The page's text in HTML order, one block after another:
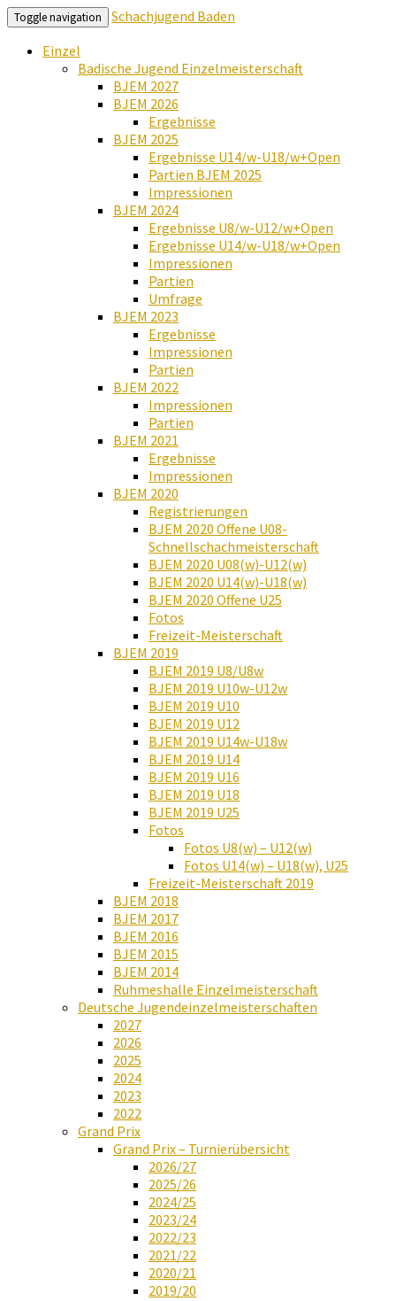
Toggle navigation
Schachjugend Baden
Einzel
Badische Jugend Einzelmeisterschaft
BJEM 2027
BJEM 2026
Ergebnisse
BJEM 2025
Ergebnisse U14/w-U18/w+Open
Partien BJEM 2025
Impressionen
BJEM 2024
Ergebnisse U8/w-U12/w+Open
Ergebnisse U14/w-U18/w+Open
Impressionen
Partien
Umfrage
BJEM 2023
Ergebnisse
Impressionen
Partien
BJEM 2022
Impressionen
Partien
BJEM 2021
Ergebnisse
Impressionen
BJEM 2020
Registrierungen
BJEM 2020 Offene U08-
Schnellschachmeisterschaft
BJEM 2020 U08(w)-U12(w)
BJEM 2020 U14(w)-U18(w)
BJEM 2020 Offene U25
Fotos
Freizeit-Meisterschaft
BJEM 2019
BJEM 2019 U8/U8w
BJEM 2019 U10w-U12w
BJEM 2019 U10
BJEM 2019 U12
BJEM 2019 U14w-U18w
BJEM 2019 U14
BJEM 2019 U16
BJEM 2019 U18
BJEM 2019 U25
Fotos
Fotos U8(w) – U12(w)
Fotos U14(w) – U18(w), U25
Freizeit-Meisterschaft 2019
BJEM 2018
BJEM 2017
BJEM 2016
BJEM 2015
BJEM 2014
Ruhmeshalle Einzelmeisterschaft
Deutsche Jugendeinzelmeisterschaften
2027
2026
2025
2024
2023
2022
Grand Prix
Grand Prix – Turnierübersicht
2026/27
2025/26
2024/25
2023/24
2022/23
2021/22
2020/21
2019/20